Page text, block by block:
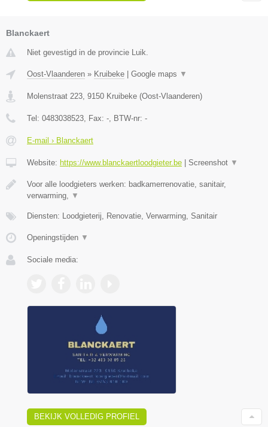
Blanckaert
Niet gevestigd in de provincie Luik.
Oost-Vlaanderen » Kruibeke Google maps ▼
Molenstraat 223 9150 Kruibeke (Oost-Vlaanderen)
Tel: 0483038523 , Fax: - , BTW-nr: -
E-mail › Blanckaert
Website: https://www.blanckaertloodgieter.be Screenshot ▼
Voor alle loodgieters werken: badkamerrenovatie, sanitair,
verwarming,
▼
Diensten: Loodgieterij, Renovatie, Verwarming, Sanitair
Openingstijden ▼
Sociale media:
BEKIJK VOLLEDIG PROFIEL